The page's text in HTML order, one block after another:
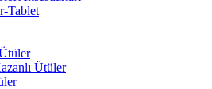
Tablet
Ütüler